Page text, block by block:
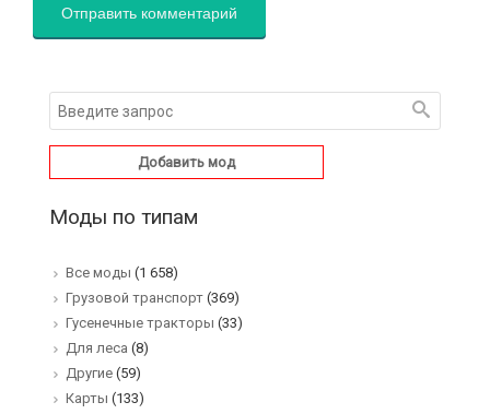
Добавить мод
Моды по типам
Все моды (1 658)
Грузовой транспорт (369)
Гусенечные тракторы (33)
Для леса (8)
Другие (59)
Карты (133)